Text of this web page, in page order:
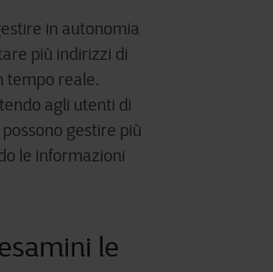
in autonomia
più indirizzi di
tempo reale.
agli utenti di
gestire più
le informazioni
le